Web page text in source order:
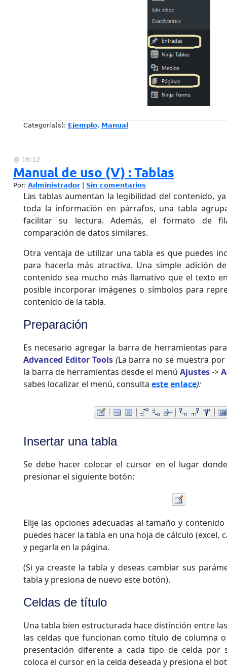
Categoría(s): Ejemplo, Manual
@ 16:12
Manual de uso (V) : Tablas
Por: Administrador| Sin comentarios
Las tablas aumentan la legibilidad del contenido,
toda la información en párrafos, una tabla
facilitar su lectura. Además, el formato de
comparación de datos similares.
Otra ventaja de utilizar una tabla es que puedes
para hacerla más atractiva. Una simple adición
contenido sea mucho más llamativo que el texto
posible incorporar imágenes o símbolos para
contenido de la tabla.
Preparación
Es necesario agregar la barra de herramientas
Advanced Editor Tools (La barra no se muestra
la barra de herramientas desde el menú Ajustes->
sabes localizar el menú, consulta este enlace):
Insertar una tabla
Se debe hacer colocar el cursor en el lugar
presionar el siguiente botón:
Elije las opciones adecuadas al tamaño y
puedes hacer la tabla en una hoja de cálculo (excel,
y pegarla en la página.
(Si ya creaste la tabla y deseas cambiar sus
tabla y presiona de nuevo este botón).
Celdas de título
Una tabla bien estructurada hace distinción entre
las celdas que funcionan como título de columna
presentación diferente a cada tipo de celda por
coloca el cursor en la celda deseada y presiona el